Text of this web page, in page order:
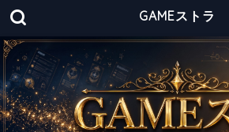
GAMEストラ